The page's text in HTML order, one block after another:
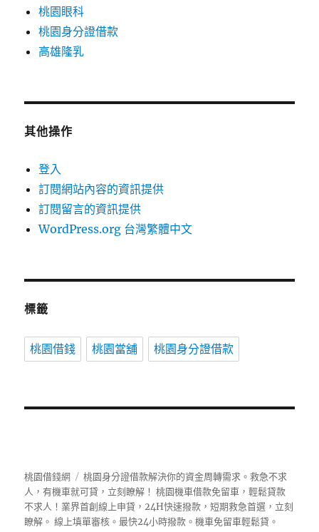
桃園眼科
桃園身分證借款
高雄隆乳
其他操作
登入
訂閱網站內容的資訊提供
訂閱留言的資訊提供
WordPress.org 台灣繁體中文
標籤
桃園借錢 桃園當舖 桃園身分證借款
桃園借錢網
桃園身分證借款解決你的資金周轉需求。救急不求
人，有機車就可貸，立刻瞭解！ 桃園機車借款免留車，輕鬆貸款
不求人！業界首創線上申貸，24H快速撥款，短期救急首選，立刻
瞭解。 線上填單審核。最快24小時撥款。機車免留車輕鬆貸。